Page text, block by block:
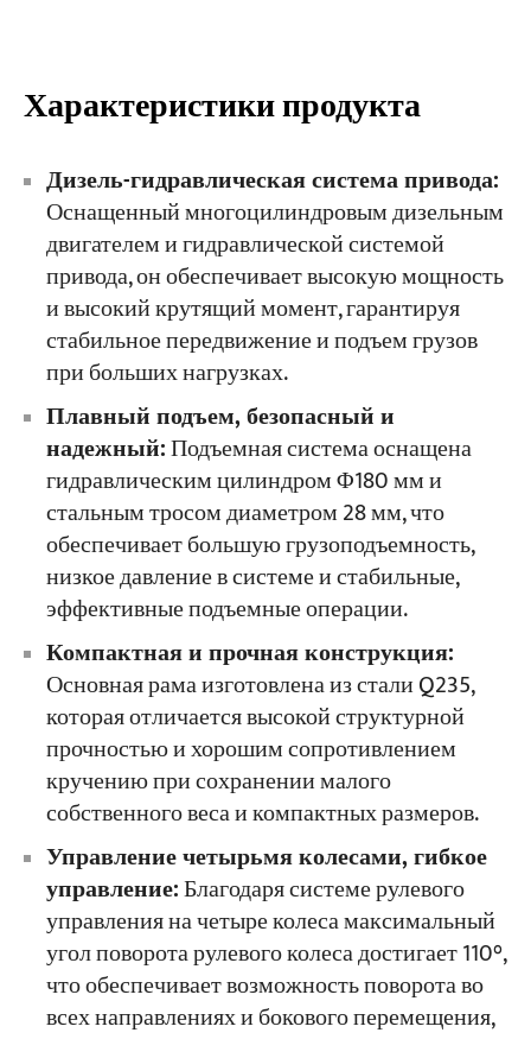
Характеристики продукта
Дизель-гидравлическая система привода:
Оснащенный многоцилиндровым дизельным
двигателем и гидравлической системой
привода, он обеспечивает высокую мощность
и высокий крутящий момент, гарантируя
стабильное передвижение и подъем грузов
при больших нагрузках.
Плавный подъем, безопасный и
надежный:Подъемная система оснащена
гидравлическим цилиндром Φ180 мм и
стальным тросом диаметром 28 мм, что
обеспечивает большую грузоподъемность,
низкое давление в системе и стабильные,
эффективные подъемные операции.
Компактная и прочная конструкция:
Основная рама изготовлена из стали Q235,
которая отличается высокой структурной
прочностью и хорошим сопротивлением
кручению при сохранении малого
собственного веса и компактных размеров.
Управление четырьмя колесами, гибкое
управление:Благодаря системе рулевого
управления на четыре колеса максимальный
угол поворота рулевого колеса достигает 110°,
что обеспечивает возможность поворота во
всех направлениях и бокового перемещения,